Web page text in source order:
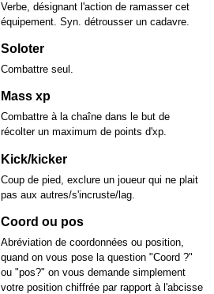
Verbe, désignant l'action de ramasser cet
équipement. Syn. détrousser un cadavre.
Soloter
Combattre seul.
Mass xp
Combattre à la chaîne dans le but de
récolter un maximum de points d'xp.
Kick/kicker
Coup de pied, exclure un joueur qui ne plait
pas aux autres/s'incruste/lag.
Coord ou pos
Abréviation de coordonnées ou position,
quand on vous pose la question "Coord ?"
ou "pos?" on vous demande simplement
votre position chiffrée par rapport à l'abcisse